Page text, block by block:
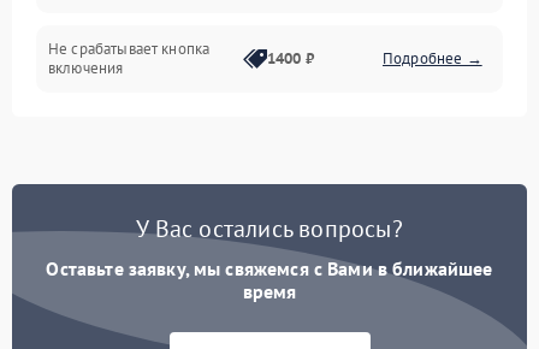
Не срабатывает кнопка
включения
1400 ₽ Подробнее →
Постоянные сбои в работе 1500 ₽ Подробнее →
У Вас остались вопросы?
Оставьте заявку, мы свяжемся с Вами в ближайшее
время